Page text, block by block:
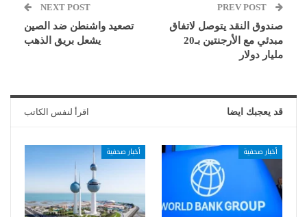
صندوق النقد يتوصل لاتفاق
مبدئي مع الأرجنتين بـ20
مليار دولار
NEXT POST
تصعيد واشنطن ضد الصين
يشعل بريق الذهب
قد يعجبك ايضا اقرأ لنفس الكاتب
أخبار صحفية أخبار صحفية